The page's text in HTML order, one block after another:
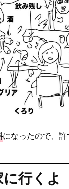
になったので、許
行くよ